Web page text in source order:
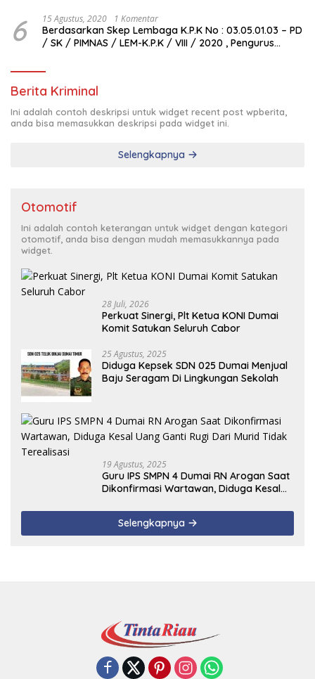
6 15 Agustus, 2020 1 Komentar
Berdasarkan Skep Lembaga K.P.K No : 03.05.01.03 – PD
/ SK / PIMNAS / LEM-K.P.K / VIII / 2020 , Pengurus
Berita Kriminal
Ini adalah contoh deskripsi untuk widget recent post wpberita,
anda bisa memasukkan deskripsi pada widget ini.
Selengkapnya
Otomotif
Ini adalah contoh keterangan untuk widget dengan kategori
otomotif, anda bisa dengan mudah memasukkannya pada
widget.
28 Juli, 2026
Perkuat Sinergi, Plt Ketua KONI Dumai
Komit Satukan Seluruh Cabor
25 Agustus, 2025
Diduga Kepsek SDN 025 Dumai Menjual
Baju Seragam Di Lingkungan Sekolah
19 Agustus, 2025
Guru IPS SMPN 4 Dumai RN Arogan Saat
Dikonfirmasi Wartawan, Diduga Kesal
Terealisasi
Selengkapnya